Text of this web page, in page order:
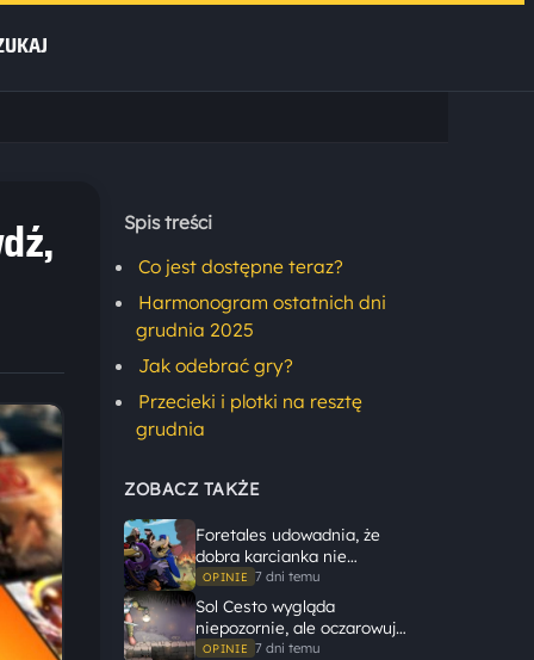
Spis treści
Co jest dostępne teraz?
Harmonogram ostatnich dni
grudnia 2025
Jak odebrać gry?
Przecieki i plotki na resztę
grudnia
ZOBACZ TAKŻE
Foretales udowadnia, że
dobra karcianka nie
potrzebuje wielkiego
świata, żeby opowiedzieć
dużą historię
OPINIE 7 dni temu
Sol Cesto wygląda
niepozornie, ale oczarowuje
gameplayem
OPINIE 7 dni temu